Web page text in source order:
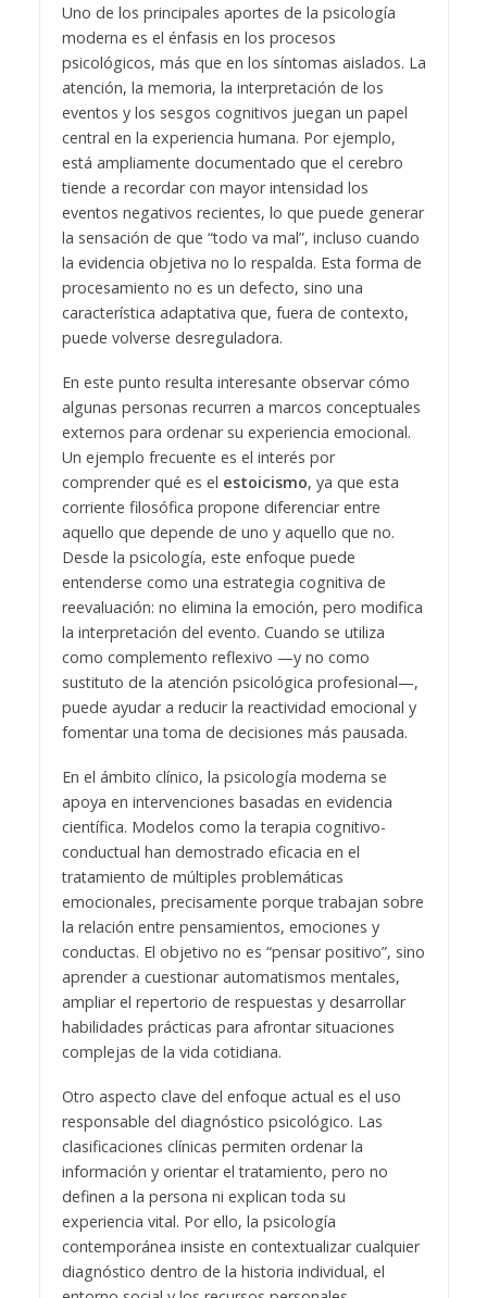
Uno de los principales aportes de la psicología
moderna es el énfasis en los procesos
psicológicos, más que en los síntomas aislados. La
atención, la memoria, la interpretación de los
eventos y los sesgos cognitivos juegan un papel
central en la experiencia humana. Por ejemplo,
está ampliamente documentado que el cerebro
tiende a recordar con mayor intensidad los
eventos negativos recientes, lo que puede generar
la sensación de que “todo va mal”, incluso cuando
la evidencia objetiva no lo respalda. Esta forma de
procesamiento no es un defecto, sino una
característica adaptativa que, fuera de contexto,
puede volverse desreguladora.
En este punto resulta interesante observar cómo
algunas personas recurren a marcos conceptuales
externos para ordenar su experiencia emocional.
Un ejemplo frecuente es el interés por
comprender qué es el estoicismo, ya que esta
corriente filosófica propone diferenciar entre
aquello que depende de uno y aquello que no.
Desde la psicología, este enfoque puede
entenderse como una estrategia cognitiva de
reevaluación: no elimina la emoción, pero modifica
la interpretación del evento. Cuando se utiliza
como complemento reflexivo —y no como
sustituto de la atención psicológica profesional—,
puede ayudar a reducir la reactividad emocional y
fomentar una toma de decisiones más pausada.
En el ámbito clínico, la psicología moderna se
apoya en intervenciones basadas en evidencia
científica. Modelos como la terapia cognitivo-
conductual han demostrado eficacia en el
tratamiento de múltiples problemáticas
emocionales, precisamente porque trabajan sobre
la relación entre pensamientos, emociones y
conductas. El objetivo no es “pensar positivo”, sino
aprender a cuestionar automatismos mentales,
ampliar el repertorio de respuestas y desarrollar
habilidades prácticas para afrontar situaciones
complejas de la vida cotidiana.
Otro aspecto clave del enfoque actual es el uso
responsable del diagnóstico psicológico. Las
clasificaciones clínicas permiten ordenar la
información y orientar el tratamiento, pero no
definen a la persona ni explican toda su
experiencia vital. Por ello, la psicología
contemporánea insiste en contextualizar cualquier
diagnóstico dentro de la historia individual, el